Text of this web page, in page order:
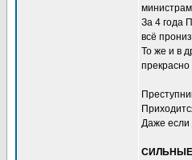
За 4 года
всё
То же и в
Даже если